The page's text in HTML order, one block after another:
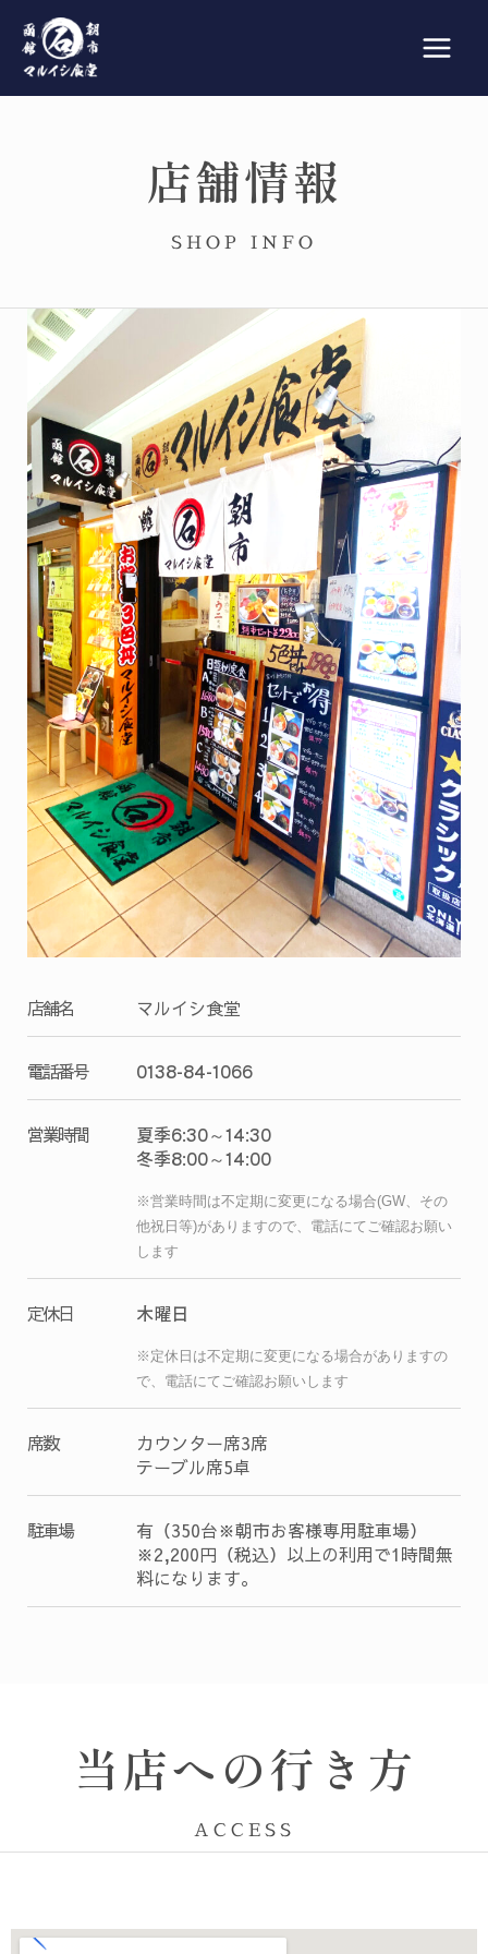
店舗情報
SHOP INFO
店舗名 マルイシ食堂
電話番号 0138-84-1066
営業時間
夏季6:30～14:30
冬季8:00～14:00
※営業時間は不定期に変更になる場合(GW、その
他祝日等)がありますので、 電話にてご確認お願い
します
定休日 木曜日
※定休日は不定期に変更になる場合がありますの
で、 電話にてご確認お願いします
席数
カウンター席3席
テーブル席5卓
駐車場
有（350台※朝市お客様専用駐車場）
※2,200円（税込）以上の利用で1時間無
料になります。
当店への行き方
ACCESS